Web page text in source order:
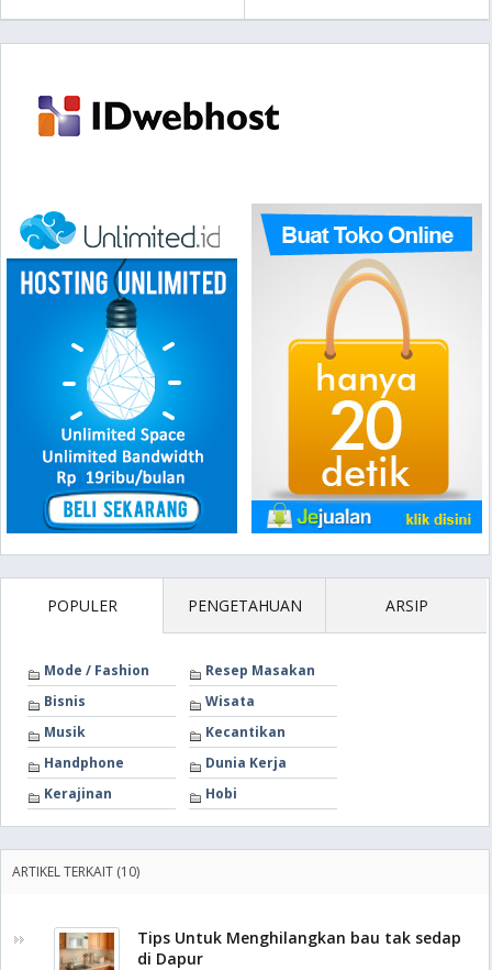
POPULER PENGETAHUAN ARSIP
Mode / Fashion
Resep Masakan
Bisnis
Wisata
Musik
Kecantikan
Handphone
Dunia Kerja
Kerajinan
Hobi
ARTIKEL TERKAIT (10)
Tips Untuk Menghilangkan bau tak sedap
di Dapur